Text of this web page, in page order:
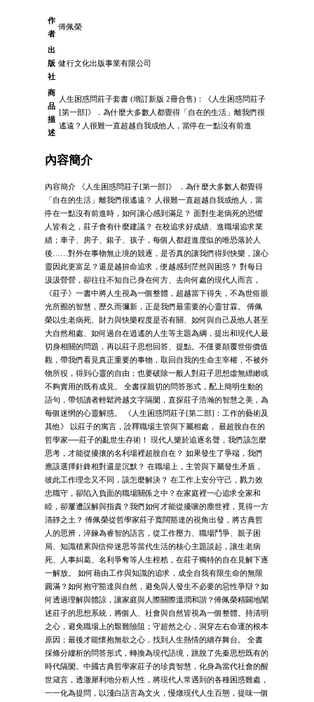
作
者
傅佩榮
出
版
社
健行文化出版事業有限公司
商
品
描
述
人生困惑問莊子套書 (增訂新版 2冊合售)：《人生困惑問莊子
[第一部]》．為什麼大多數人都覺得「自在的生活」離我們很
遙遠？人很難一直超越自我或他人，當停在一點沒有前進
內容簡介
內容簡介 《人生困惑問莊子[第一部]》 ．為什麼大多數人都覺得
「自在的生活」離我們很遙遠？ 人很難一直超越自我或他人，當
停在一點沒有前進時，如何讓心感到滿足？ 面對生老病死的恐懼
人皆有之，莊子會有什麼建議？ 在校追求好成績、進職場追求業
績；車子、房子、銀子、孩子，每個人都趕進度似的唯恐落於人
後……對外在事物無止境的競逐，是否真的讓我們得到快樂，讓心
靈因此更富足？還是越拚命追求，便越感到茫然與困惑？ 對每日
汲汲營營，卻往往不知自己身在何方、去向何處的現代人而言，
《莊子》一書中將人生視為一個整體，超越當下得失，不為世俗眼
光所囿的智慧，歷久而彌新，正是我們最需要的心靈甘霖。 傅佩
榮以生老病死、財力與快樂程度是否有關、如何與自己及他人甚至
大自然相處、如何過自在逍遙的人生等主題為綱，提出和現代人最
切身相關的問題，再以莊子思想回答、提點。不僅要顛覆世俗價值
觀，帶我們看見真正重要的事物，取回自我的生命主宰權，不被外
物所役，得到心靈的自由；也要破除一般人對莊子思想虛無縹緲或
不夠實用的既有成見。 全書採親切的問答形式，配上簡明生動的
語句，帶領讀者輕鬆跨越文字隔閡，直探莊子浩瀚的智慧之美，為
每個迷惘的心靈解惑。 《人生困惑問莊子[第二部]：工作的藝術及
其他》 以莊子的寓言，詮釋職場主管與下屬相處， 最超脫自在的
哲學家──莊子的亂世生存術！ 現代人樂於追逐名聲，我們該怎麼
思考，才能從擾攘的名利場裡超脫自在？ 如果發生了爭端，我們
應該選擇針鋒相對還是沉默？ 在職場上，主管與下屬發生矛盾，
彼此工作理念又不同，該怎麼解決？ 在工作上安分守己，戮力效
忠職守，卻陷入負面的職場關係之中？在家庭裡一心追求全家和
睦，卻屢遭誤解與指責？我們如何才能從擾嚷的塵世裡，覓得一方
清靜之土？ 傅佩榮從哲學家莊子寬闊豁達的視角出發，將古典哲
人的思辨，淬鍊為睿智的語言，從工作壓力、職場鬥爭、親子困
局、知識積累與信仰迷思等當代生活的核心主題談起，讓生老病
死、人事糾葛、名利爭奪等人生桎梏，在莊子獨特的自在見解下逐
一解放。 如何藉由工作與知識的追求，成全自我有限生命的無限
圓滿？如何抱守豁達與自然，避免與人發生不必要的惡性爭辯？如
何透過理解與體諒，讓家庭與人際關際溫潤和諧？傅佩榮精闢地闡
述莊子的思想系統，將個人、社會與自然皆視為一個整體。持清明
之心，避免職場上的艱難險阻；守超然之心，洞穿左右命運的根本
原因；最後才能懷抱無欲之心，找到人生熱情的續存舞台。 全書
採條分縷析的問答形式，轉換為現代語境，跳脫了先秦思想既有的
時代隔閡。中國古典哲學家莊子的珍貴智慧，化身為當代社會的醒
世箴言，透澈犀利地分析人性，將現代人常遇到的各種困惑難處，
一一化為提問，以淺白語言為文火，慢燉現代人生百態，提味一個